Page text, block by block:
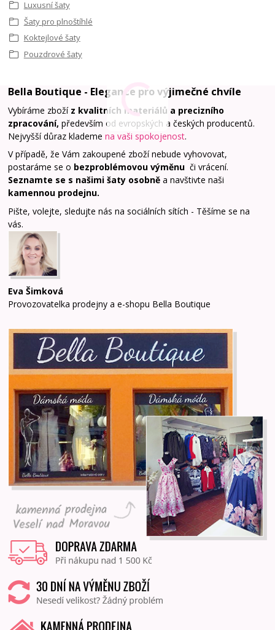
Luxusní šaty
Šaty pro plnoštíhlé
Koktejlové šaty
Pouzdrové šaty
Bella Boutique - Elegance pro výjimečné chvíle
Vybíráme zboží z kvalitních materiálů a precizního
zpracování, především od evropských a českých producentů.
Nejvyšší důraz klademena vaši spokojenost.
V případě, že Vám zakoupené zboží nebude vyhovovat,
postaráme se o bezproblémovou výměnu či vrácení.
Seznamte se s našimi šaty osobně a navštivte naši
kamennou prodejnu.
Pište, volejte, sledujte nás na sociálních sítích - Těšíme se na
vás.
Eva Šimková
Provozovatelka prodejny a e-shopu Bella Boutique